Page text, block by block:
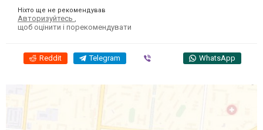
Ніхто ще не рекомендував
Авторизуйтесь
щоб оцінити і порекомендувати
Reddit Telegram WhatsApp